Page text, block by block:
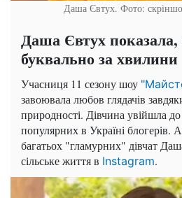
Даша Євтух. Фото:
Даша Євтух показала,
буквально за хвилини
Учасниця 11 сезону шоу
завоювала любов глядачів
природності. Дівчина увійшла
популярних в Україні блогерів.
багатьох "гламурних" дівчат
сільське життя в Instagram.